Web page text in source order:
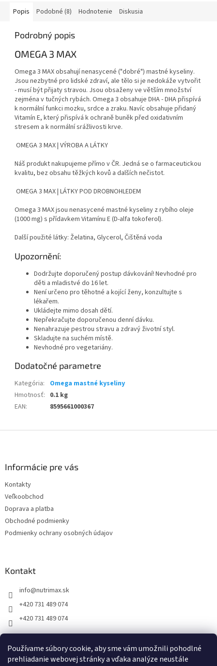
Používame súbory cookie, aby sme vám umožnili pohodlné
prehliadanie webovej stránky a vďaka analýze neustále
Popis Podobné (8) Hodnotenie Diskusia
Podrobný popis
OMEGA 3 MAX
Omega 3 MAX obsahují nenasycené ("dobré") mastné kyseliny.
Jsou nezbytné pro lidské zdraví, ale tělo si je nedokáže vytvořit
- musí být přijaty stravou. Jsou obsaženy ve větším množství
zejména v tučných rybách. Omega 3 obsahuje DHA - DHA přispívá
k normální funkci mozku, srdce a zraku. Navíc obsahuje přidaný
Vitamín E, který přispívá k ochraně buněk před oxidativním
stresem a k normální srážlivosti krve.
OMEGA 3 MAX | VÝROBA A LÁTKY
Náš produkt nakupujeme přímo v ČR. Jedná se o farmaceutickou
kvalitu, bez obsahu těžkých kovů a dalších nečistot.
OMEGA 3 MAX | LÁTKY POD DROBNOHLEDEM
Omega 3 MAX jsou nenasycené mastné kyseliny z rybího oleje
(1000 mg) s přídavkem Vitamínu E (D-alfa tokoferol).
Další použité látky: Želatina, Glycerol, Čištěná voda
Upozornění:
Dodržujte doporučený postup dávkování! Nevhodné pro
děti a mladistvé do 16 let.
Není určeno pro těhotné a kojící ženy, konzultujte s
lékařem.
Ukládejte mimo dosah dětí.
Nepřekračujte doporučenou denní dávku.
Nenahrazuje pestrou stravu a zdravý životní styl.
Skladujte na suchém místě.
Nevhodné pro vegetariány.
Dodatočné parametre
Kategória:
Omega mastné kyseliny
Hmotnosť: 0.1 kg
EAN: 8595661000367
Informácie pre vás
Kontakty
Veľkoobchod
Doprava a platba
Obchodné podmienky
Podmienky ochrany osobných údajov
Kontakt
info@nutrimax.sk
+420 731 489 074
+420 731 489 074
Vytvoril Shoptet